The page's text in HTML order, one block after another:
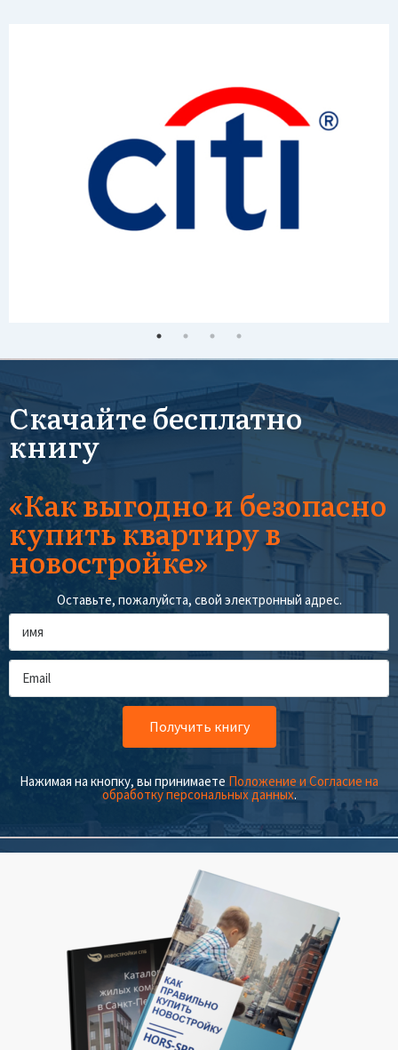
Скачайте бесплатно
книгу
«Как выгодно и безопасно
купить квартиру в
новостройке»
Получить книгу
Нажимая на кнопку, вы принимаетеПоложение и Согласие на
обработку персональных данных